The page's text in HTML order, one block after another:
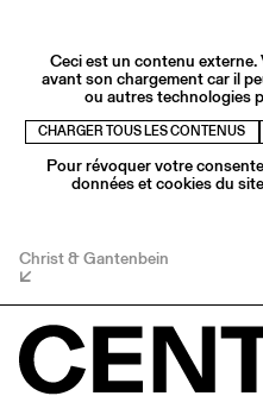
Ceci est un contenu
avant son chargement car il
ou autres technologies
CHARGER TOUS LES CONTENUS
Pour révoquer votre
données et cookies du
Christ & Gantenbein